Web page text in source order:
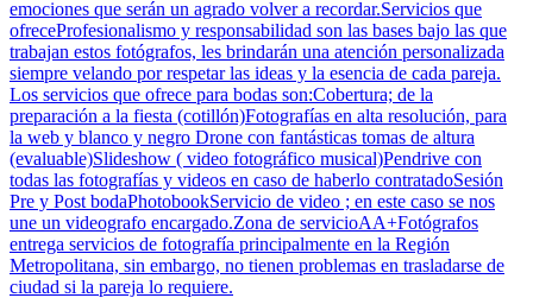
emociones que serán un agrado volver a recordar.Servicios que
ofreceProfesionalismo y responsabilidad son las bases bajo las que
trabajan estos fotógrafos, les brindarán una atención personalizada
siempre velando por respetar las ideas y la esencia de cada pareja.
Los servicios que ofrece para bodas son:Cobertura; de la
preparación a la fiesta (cotillón)Fotografías en alta resolución, para
la web y blanco y negro Drone con fantásticas tomas de altura
(evaluable)Slideshow ( video fotográfico musical)Pendrive con
todas las fotografías y videos en caso de haberlo contratadoSesión
Pre y Post bodaPhotobookServicio de video ; en este caso se nos
une un videografo encargado.Zona de servicioAA+Fotógrafos
entrega servicios de fotografía principalmente en la Región
Metropolitana, sin embargo, no tienen problemas en trasladarse de
ciudad si la pareja lo requiere.